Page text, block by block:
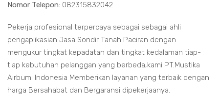
Nomor Telepon: 082315832042
Pekerja profesional terpercaya sebagai sebagai ahli
pengaplikasian Jasa Sondir Tanah Paciran dengan
mengukur tingkat kepadatan dan tingkat kedalaman tiap-
tiap kebutuhan pelanggan yang berbeda,kami PT.Mustika
Airbumi Indonesia Memberikan layanan yang terbaik dengan
harga Bersahabat dan Bergaransi dipekerjaanya.